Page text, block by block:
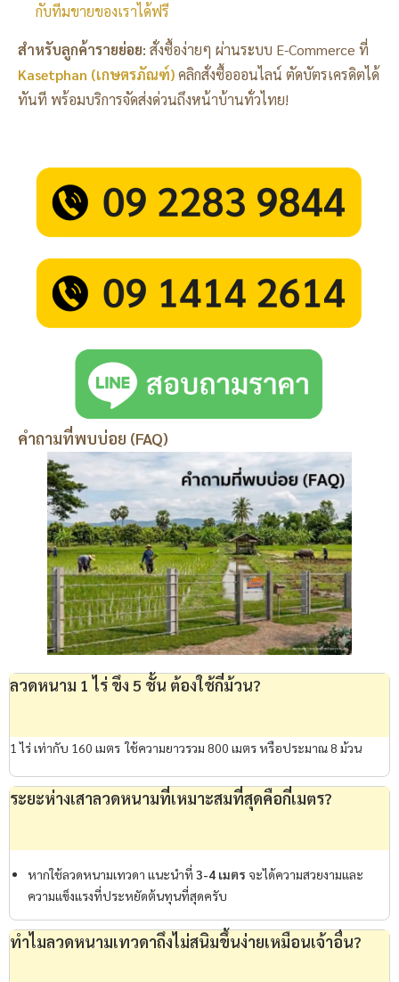
กับทีมขายของเราได้ฟรี
สำหรับลูกค้ารายย่อย: สั่งซื้อง่ายๆ ผ่านระบบ E-Commerce ที่
Kasetphan (เกษตรภัณฑ์)คลิกสั่งซื้อออนไลน์ ตัดบัตรเครดิตได้
ทันที พร้อมบริการจัดส่งด่วนถึงหน้าบ้านทั่วไทย!
คำถามที่พบบ่อย (FAQ)
ลวดหนาม 1 ไร่ ขึง 5 ชั้น ต้องใช้กี่ม้วน?
1 ไร่ เท่ากับ 160 เมตร ใช้ความยาวรวม 800 เมตร หรือประมาณ 8 ม้วน
ระยะห่างเสาลวดหนามที่เหมาะสมที่สุดคือกี่เมตร?
หากใช้ลวดหนามเทวดา แนะนำที่ 3-4 เมตร จะได้ความสวยงามและ
ความแข็งแรงที่ประหยัดต้นทุนที่สุดครับ
ทำไมลวดหนามเทวดาถึงไม่สนิมขึ้นง่ายเหมือนเจ้าอื่น?